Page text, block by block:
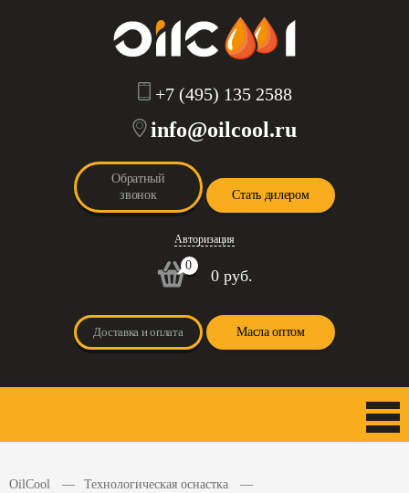
+7 (495) 135 2588
info@oilcool.ru
Обратный
звонок
Стать дилером
Авторизация
0
0 руб.
Доставка и оплата Масла оптом
OilCool
Технологическая оснастка